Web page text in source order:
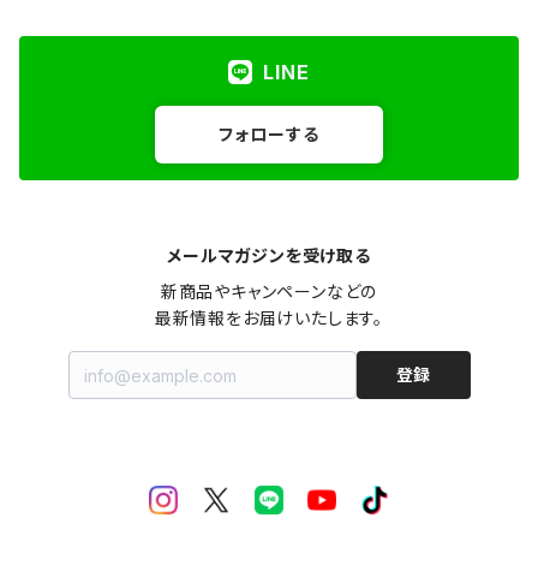
LINE
フォローする
メールマガジンを受け取る
新商品やキャンペーンなどの
最新情報をお届けいたします。
登録